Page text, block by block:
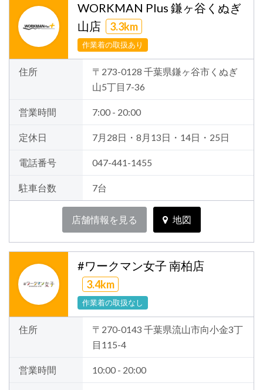
WORKMAN Plus 鎌ヶ谷くぬぎ
山店
3.3km
作業着の取扱あり
住所
〒273-0128 千葉県鎌ヶ谷市くぬぎ
山5丁目7-36
営業時間 7:00 - 20:00
定休日 7月28日・8月13日・14日・25日
電話番号 047-441-1455
駐車台数 7台
店舗情報を見る 地図
#ワークマン女子 南柏店
3.4km
作業着の取扱なし
住所
〒270-0143 千葉県流山市向小金3丁
目115-4
営業時間 10:00 - 20:00